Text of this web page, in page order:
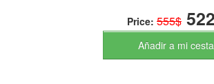
Price: 555$
Añadir a mi cesta